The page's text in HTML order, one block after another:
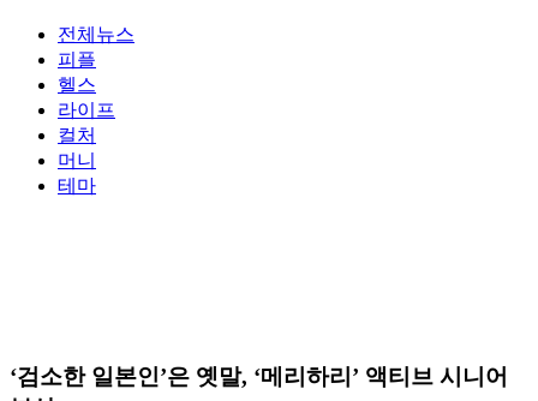
전체뉴스
피플
헬스
라이프
컬처
머니
테마
‘검소한 일본인’은 옛말, ‘메리하리’ 액티브 시니어